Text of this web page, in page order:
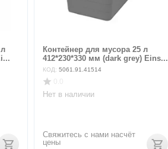
Контейнер для мусора 25 л
412*230*330 мм (dark grey) Eins...
КОД: 5061.91.41514
Нет в наличии
Свяжитесь с нами насчёт
цены